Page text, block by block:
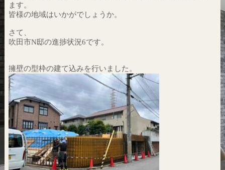
ます。
皆様の地域はいかがでしょうか。
さて、
吹田市N邸の進捗状況6です。
擁壁の型枠の建て込みを行いました。